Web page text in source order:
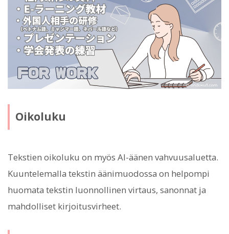
Oikoluku
Tekstien oikoluku on myös AI-äänen vahvuusaluetta.
Kuuntelemalla tekstin äänimuodossa on helpompi
huomata tekstin luonnollinen virtaus, sanonnat ja
mahdolliset kirjoitusvirheet.